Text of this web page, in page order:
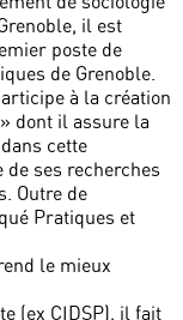
il est
poste de
de Grenoble.
à la création
dont il assure la
cette
ses recherches
Outre de
Pratiques et
le mieux
(ex CIDSP), il fait